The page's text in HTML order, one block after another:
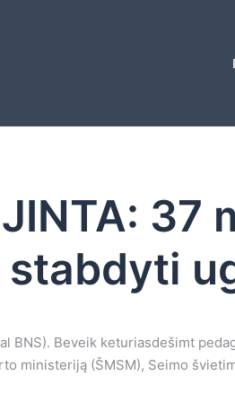
37
BNS). Beveik keturiasdešimt
ministeriją (ŠMSM), Seimo